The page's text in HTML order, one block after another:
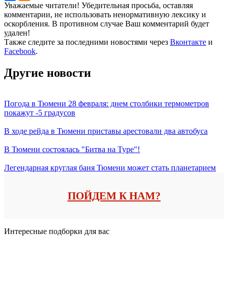
Уважаемые читатели! Убедительная просьба, оставляя
комментарии, не использовать ненормативную лексику и
оскорбления. В противном случае Ваш комментарий будет
удален!
Также следите за последними новостями через Вконтакте и
Facebook.
Другие новости
Погода в Тюмени 28 февраля: днем столбики термометров
покажут -5 градусов
В ходе рейда в Тюмени приставы арестовали два автобуса
В Тюмени состоялась "Битва на Туре"!
Легендарная круглая баня Тюмени может стать планетарием
ПОЙДЕМ К НАМ?
Интересные подборки для вас